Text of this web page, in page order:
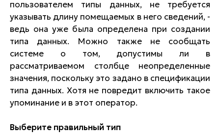
пользователем типы данных, не требуется
указывать длину помещаемых в него сведений, -
ведь она уже была определена при создании
типа данных. Можно также не сообщать
системе о том, допустимы ли в
рассматриваемом столбце неопределенные
значения, поскольку это задано в спецификации
типа данных. Хотя не повредит включить такое
упоминание и в этот оператор.
Выберите правильный тип